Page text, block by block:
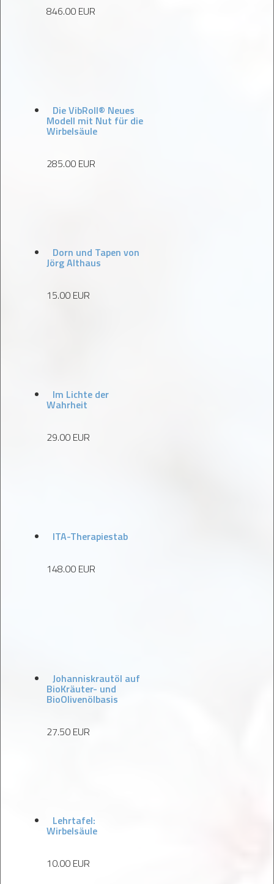
846.00 EUR
Die VibRoll® Neues
Modell mit Nut für die
Wirbelsäule
285.00 EUR
Dorn und Tapen von
Jörg Althaus
15.00 EUR
Im Lichte der
Wahrheit
29.00 EUR
ITA-Therapiestab
148.00 EUR
Johanniskrautöl auf
BioKräuter- und
BioOlivenölbasis
27.50 EUR
Lehrtafel:
Wirbelsäule
10.00 EUR